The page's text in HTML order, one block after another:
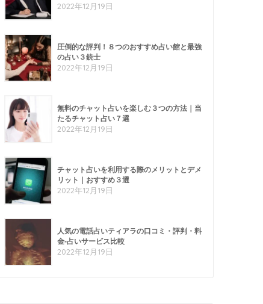
2022年12月19日
圧倒的な評判！８つのおすすめ占い館と最強
の占い３銃士
2022年12月19日
無料のチャット占いを楽しむ３つの方法｜当
たるチャット占い７選
2022年12月19日
チャット占いを利用する際のメリットとデメ
リット｜おすすめ３選
2022年12月19日
人気の電話占いティアラの口コミ・評判・料
金-占いサービス比較
2022年12月19日